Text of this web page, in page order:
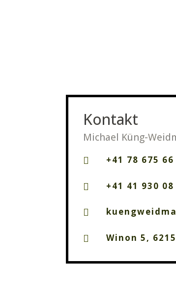
Kontakt
Michael Küng-
 +41 78 675
 +41 41 930 08

 Winon 5,